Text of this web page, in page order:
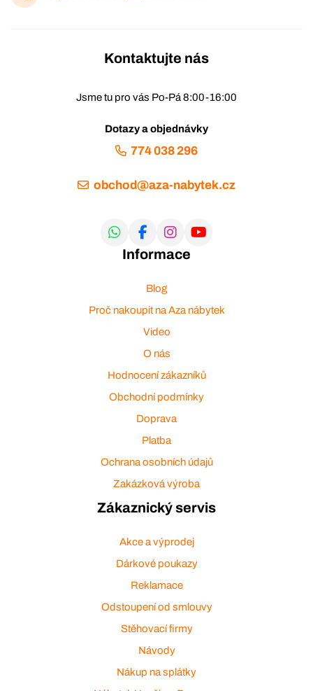
Kontaktujte nás
Jsme tu pro vás Po-Pá 8:00-16:00
Dotazy a objednávky
774 038 296
obchod@aza-nabytek.cz
Informace
Blog
Proč nakoupit na Aza nábytek
Video
O nás
Hodnocení zákazníků
Obchodní podmínky
Doprava
Platba
Ochrana osobních údajů
Zakázková výroba
Zákaznický servis
Akce a výprodej
Dárkové poukazy
Reklamace
Odstoupení od smlouvy
Stěhovací firmy
Návody
Nákup na splátky